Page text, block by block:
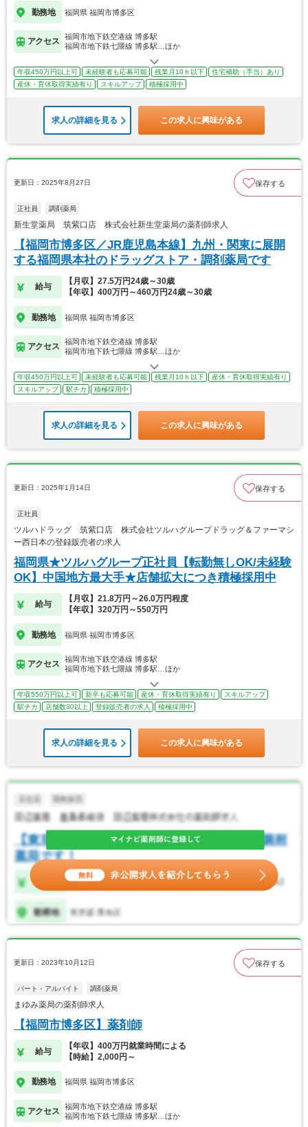
勤務地 福岡県 福岡市博多区
アクセス
福岡市地下鉄空港線 博多駅
福岡市地下鉄七隈線 博多駅…ほか
年収450万円以上可 未経験者も応募可能 残業月10ｈ以下
住宅補助（手当）あり
産休・育休取得実績有り
スキルアップ 積極採用中
求人の詳細を見る この求人に興味がある
更新日：2025年8月27日 保存する
正社員 調剤薬局
新生堂薬局 筑紫口店 株式会社新生堂薬局の薬剤師求人
【福岡市博多区／JR鹿児島本線】九州・関東に展開
する福岡県本社のドラッグストア・調剤薬局です
給与
【月収】27.5万円24歳～30歳
【年収】400万円～460万円24歳～30歳
勤務地 福岡県 福岡市博多区
アクセス
福岡市地下鉄空港線 博多駅
福岡市地下鉄七隈線 博多駅…ほか
年収450万円以上可 未経験者も応募可能 残業月10ｈ以下
産休・育休取得実績有り
スキルアップ
駅チカ 積極採用中
求人の詳細を見る この求人に興味がある
更新日：2025年1月14日 保存する
正社員
ツルハドラッグ 筑紫口店 株式会社ツルハグループドラッグ＆ファーマシ
ー西日本の登録販売者の求人
福岡県★ツルハグループ正社員【転勤無しOK/未経験
OK】中国地方最大手★店舗拡大につき積極採用中
給与
【月収】21.8万円～26.0万円程度
【年収】320万円～550万円
勤務地 福岡県 福岡市博多区
アクセス
福岡市地下鉄空港線 博多駅
福岡市地下鉄七隈線 博多駅…ほか
年収550万円以上可 新卒も応募可能 産休・育休取得実績有り
スキルアップ
駅チカ
店舗数30以上 登録販売者の求人 積極採用中
求人の詳細を見る この求人に興味がある
更新日：2023年10月12日 保存する
パート・アルバイト 調剤薬局
まゆみ薬局の薬剤師求人
【福岡市博多区】薬剤師
給与
【年収】400万円就業時間による
【時給】2,000円～
勤務地 福岡県 福岡市博多区
アクセス
福岡市地下鉄空港線 博多駅
福岡市地下鉄七隈線 博多駅…ほか